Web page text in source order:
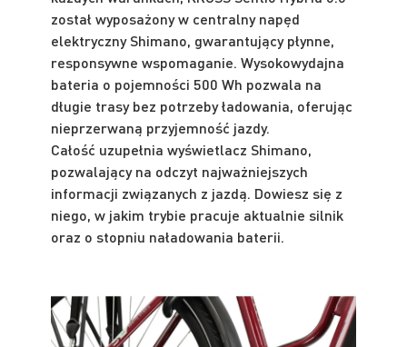
został wyposażony w centralny napęd
elektryczny Shimano, gwarantujący płynne,
responsywne wspomaganie. Wysokowydajna
bateria o pojemności 500 Wh pozwala na
długie trasy bez potrzeby ładowania, oferując
nieprzerwaną przyjemność jazdy.
Całość uzupełnia wyświetlacz Shimano,
pozwalający na odczyt najważniejszych
informacji związanych z jazdą. Dowiesz się z
niego, w jakim trybie pracuje aktualnie silnik
oraz o stopniu naładowania baterii.